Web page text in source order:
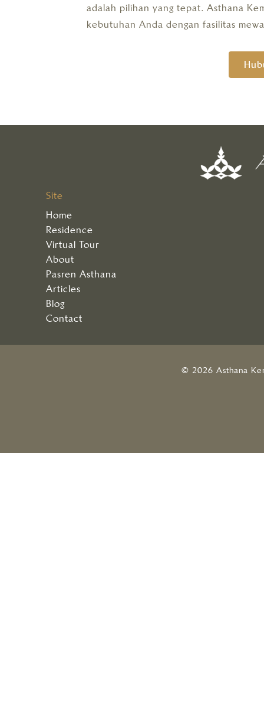
adalah pilihan yang tepat. Asthana
kebutuhan Anda dengan fasilitas
Site
Home
Residence
Virtual Tour
About
Pasren Asthana
Articles
Blog
Contact
© 2026 Asthana